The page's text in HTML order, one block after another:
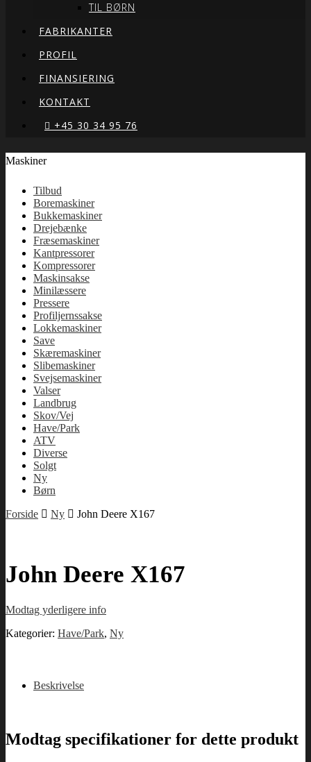
TIL BØRN
FABRIKANTER
PROFIL
FINANSIERING
KONTAKT
+45 30 34 95 76
Maskiner
Tilbud
Boremaskiner
Bukkemaskiner
Drejebænke
Fræsemaskiner
Kantpressorer
Kompressorer
Maskinsakse
Minilæssere
Pressere
Profiljernssakse
Lokkemaskiner
Save
Skæremaskiner
Slibemaskiner
Svejsemaskiner
Valser
Landbrug
Skov/Vej
Have/Park
ATV
Diverse
Solgt
Ny
Børn
Forside
Ny John Deere X167
John Deere X167
Modtag yderligere info
Kategorier: Have/Park, Ny
Beskrivelse
Modtag specifikationer for dette produkt